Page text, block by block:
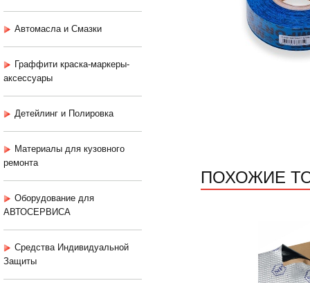
Автомасла и Смазки
Граффити краска-маркеры-
аксессуары
Детейлинг и Полировка
Материалы для кузовного
ремонта
Оборудование для
АВТОСЕРВИСА
Средства Индивидуальной
Защиты
ПОХОЖИЕ